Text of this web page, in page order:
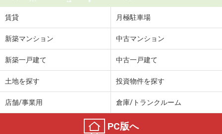
賃貸 月極駐車場
新築マンション 中古マンション
新築一戸建て 中古一戸建て
土地を探す 投資物件を探す
店舗/事業用 倉庫/トランクルーム
PC版へ